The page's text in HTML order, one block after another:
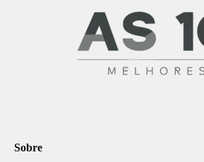
Sobre